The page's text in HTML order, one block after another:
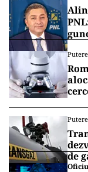
Alin
de